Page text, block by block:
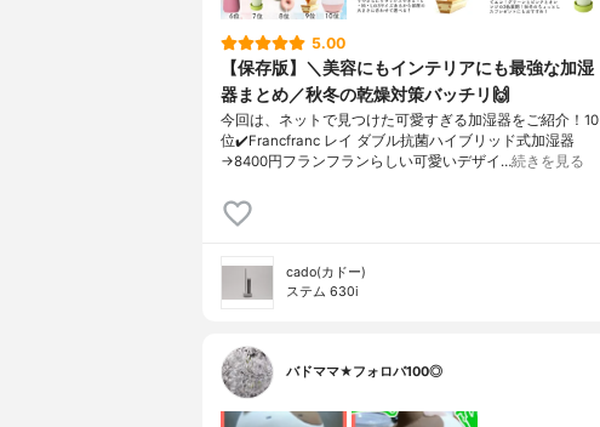
5.00
【保存版】＼美容にもインテリアにも最強な加湿
器まとめ／秋冬の乾燥対策バッチリ🙌
今回は、ネットで見つけた可愛すぎる加湿器をご紹介！10
位✔️Francfranc レイ ダブル抗菌ハイブリッド式加湿器
→8400円フランフランらしい可愛いデザイ…続きを見る
cado(カドー)
ステム 630i
バドママ★フォロバ100◎